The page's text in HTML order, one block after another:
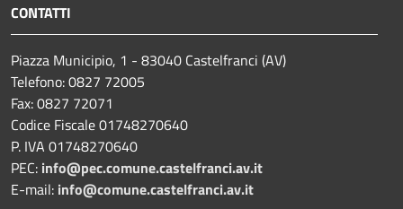
CONTATTI
Piazza Municipio, 1 - 83040 Castelfranci (AV)
Telefono: 0827 72005
Fax: 0827 72071
Codice Fiscale 01748270640
P. IVA 01748270640
PEC: info@pec.comune.castelfranci.av.it
E-mail: info@comune.castelfranci.av.it